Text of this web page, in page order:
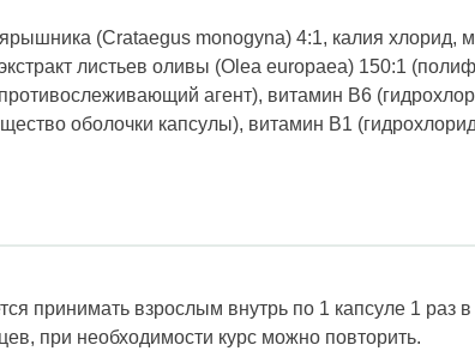
(Crataegus monogyna) 4:1, калия хлорид,
листьев оливы (Olea europaea) 150:1
агент), витамин B6
оболочки капсулы), витамин B1
принимать взрослым внутрь по 1 капсуле 1 раз
при необходимости курс можно повторить.